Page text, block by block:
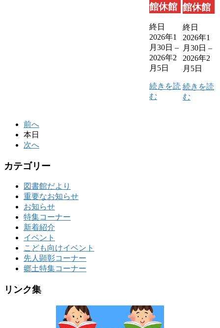
館休館
終日
2026年1
月30日 –
2026年2
月5日
続きを読
む
館休館
終日
2026年1
月30日 –
2026年2
月5日
続きを読
む
前へ
本日
次へ
カテゴリー
図書館だより
重要なお知らせ
お知らせ
特集コーナー
新着紹介
イベント
こども向けイベント
先人顕彰コーナー
郷土特集コーナー
リンク集